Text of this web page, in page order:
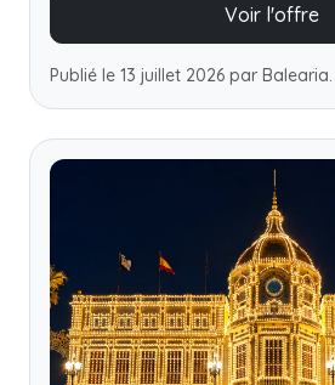
Voir l'offre
Publié le 13 juillet 2026 par Balearia.